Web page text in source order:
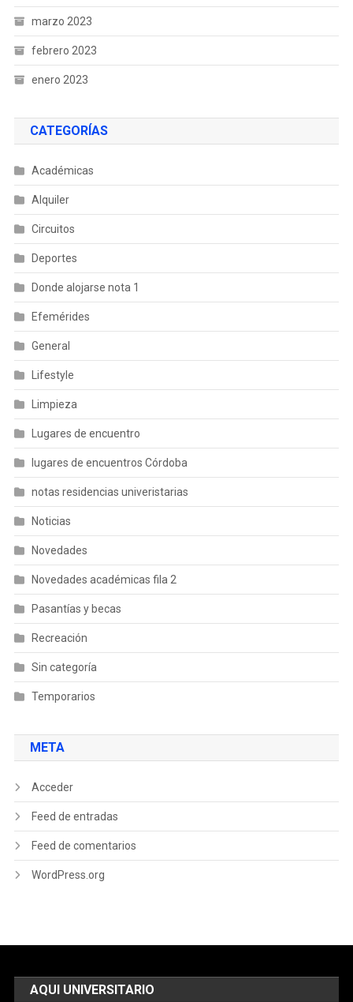
marzo 2023
febrero 2023
enero 2023
CATEGORÍAS
Académicas
Alquiler
Circuitos
Deportes
Donde alojarse nota 1
Efemérides
General
Lifestyle
Limpieza
Lugares de encuentro
lugares de encuentros Córdoba
notas residencias univeristarias
Noticias
Novedades
Novedades académicas fila 2
Pasantías y becas
Recreación
Sin categoría
Temporarios
META
Acceder
Feed de entradas
Feed de comentarios
WordPress.org
AQUI UNIVERSITARIO